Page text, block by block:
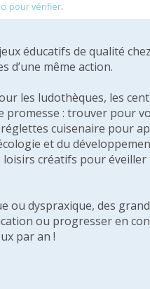
pour vérifier.
éducatifs de qualité
d’une même action.
les ludothèques, les
: trouver pour
réglettes cuisenaire pour
et du
créatifs pour éveiller
ou dyspraxique, des
ou progresser en
par an !